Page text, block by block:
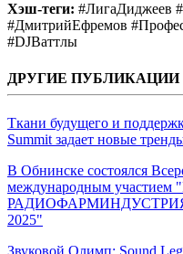
Хэш-теги: #ЛигаДиджеев
#ДмитрийЕфремов
#DJBаттлы
ДРУГИЕ ПУБЛИКАЦИИ
Ткани будущего и
Summit задает новые
В Обнинске состоялся
международным
2025"
Звуковой Олимп: Sound